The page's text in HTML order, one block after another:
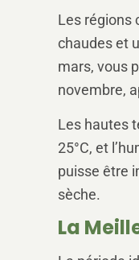
Les régions
chaudes et
mars, vous
novembre,
Les hautes
25°C, et
puisse être
sèche.
La